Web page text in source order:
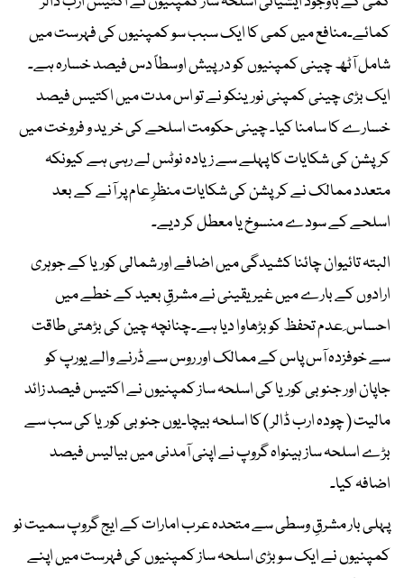
کمائے۔منافع میں کمی کا ایک سبب سو کمپنیوں کی فہرست میں
شامل آٹھ چینی کمپنیوں کو درپیش اوسطاً دس فیصد خسارہ ہے۔
ایک بڑی چینی کمپنی نورینکو نے تو اس مدت میں اکتیس فیصد
خسارے کا سامنا کیا۔ چینی حکومت اسلحے کی خرید و فروخت میں
کرپشن کی شکایات کا پہلے سے زیادہ نوٹس لے رہی ہے کیونکہ
متعدد ممالک نے کرپشن کی شکایات منظرِ عام پر آنے کے بعد
اسلحے کے سودے منسوخ یا معطل کر دیے۔
البتہ تائیوان چائنا کشیدگی میں اضافے اور شمالی کوریا کے جوہری
ارادوں کے بارے میں غیر یقینی نے مشرقِ بعید کے خطے میں
احساس ِ عدم تحفظ کو بڑھاوا دیا ہے۔چنانچہ چین کی بڑھتی طاقت
سے خوفزدہ آس پاس کے ممالک اور روس سے ڈرنے والے یورپ کو
جاپان اور جنوبی کوریا کی اسلحہ ساز کمپنیوں نے اکتیس فیصد زائد
مالیت ( چودہ ارب ڈالر ) کا اسلحہ بیچا۔یوں جنوبی کوریا کی سب سے
بڑے اسلحہ ساز ہینواہ گروپ نے اپنی آمدنی میں بیالیس فیصد
اضافہ کیا۔
پہلی بار مشرقِ وسطی سے متحدہ عرب امارات کے ایج گروپ سمیت نو
کمپنیوں نے ایک سو بڑی اسلحہ ساز کمپنیوں کی فہرست میں اپنے